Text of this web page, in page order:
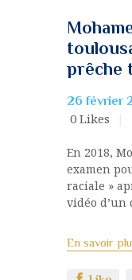
prêche
26 février
0 Likes
En 2018,
examen
raciale »
vidéo d’un
En savoir